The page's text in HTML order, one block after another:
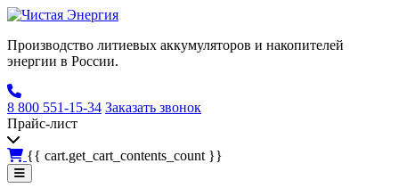
Производство литиевых аккумуляторов и накопителей
энергии в России.
8 800 551-15-34 Заказать звонок
Прайс-лист
{{ cart.get_cart_contents_count }}